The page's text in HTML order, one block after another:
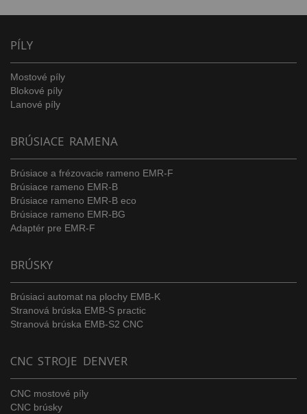
PÍLY
Mostové píly
Blokové píly
Lanové píly
BRÚSIACE RAMENA
Brúsiace a frézovacie rameno EMR-F
Brúsiace rameno EMR-B
Brúsiace rameno EMR-B eco
Brúsiace rameno EMR-BG
Adaptér pre EMR-F
BRÚSKY
Brúsiaci automat na plochy EMB-K
Stranová brúska EMB-S practic
Stranová brúska EMB-S2 CNC
CNC STROJE DENVER
CNC mostové píly
CNC brúsky